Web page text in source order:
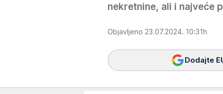
nekretnine, ali i najveće
Objavljeno 23.07.2024. 10:31h
Dodajte